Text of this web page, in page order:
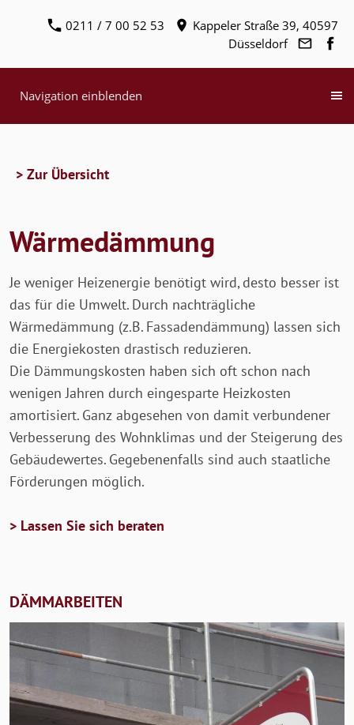
0211 / 7 00 52 53
Kappeler Straße 39, 40597
Düsseldorf
Navigation einblenden
> Zur Übersicht
Wärmedämmung
Je weniger Heizenergie benötigt wird, desto besser ist
das für die Umwelt. Durch nachträgliche
Wärmedämmung (z.B. Fassadendämmung) lassen sich
die Energiekosten drastisch reduzieren.
Die Dämmungskosten haben sich oft schon nach
wenigen Jahren durch eingesparte Heizkosten
amortisiert. Ganz abgesehen von damit verbundener
Verbesserung des Wohnklimas und der Steigerung des
Gebäudewertes. Gegebenenfalls sind auch staatliche
Förderungen möglich.
> Lassen Sie sich beraten
DÄMMARBEITEN